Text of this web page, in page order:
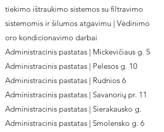
tiekimo ištraukimo sistemos su filtravimo
sistemomis ir šilumos atgavimu | Vėdinimo
oro kondicionavimo darbai
Administracinis pastatas | Mickevičiaus g. 5
Administracinis pastatas | Pelesos g. 10
Administracinis pastatas | Rudnios 6
Administracinis pastatas | Savanorių pr. 11
Administracinis pastatas | Sierakausko g.
Administracinis pastatas | Smolensko g. 6